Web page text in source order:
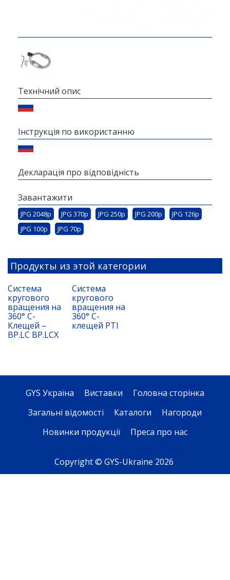
Технічний опис
Інструкція по використанню
Декларація про відповідність
Завантажити
JPG 2048p JPG 370p JPG 250p JPG 200p
JPG 126p
JPG 100p
JPG 70p
Продукты из этой категории
Система
кругового
вращения на
360° C-
Клещей –
BP.LC BP.LCX
Система
кругового
вращения на
360° С-
клещей PTI
GYS Україна Виставки
Головна сторінка
Загальні відомості
Каталоги
Нагороди
Новинки продукції
Преса про нас
Copyright © GYS-Ukraine 2026